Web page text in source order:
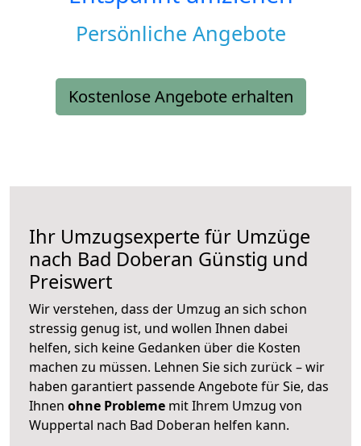
Persönliche Angebote
Kostenlose Angebote erhalten
Ihr Umzugsexperte für Umzüge
nach Bad Doberan Günstig und
Preiswert
Wir verstehen, dass der Umzug an sich schon
stressig genug ist, und wollen Ihnen dabei
helfen, sich keine Gedanken über die Kosten
machen zu müssen. Lehnen Sie sich zurück – wir
haben garantiert passende Angebote für Sie, das
Ihnen ohne Probleme mit Ihrem Umzug von
Wuppertal nach Bad Doberan helfen kann.